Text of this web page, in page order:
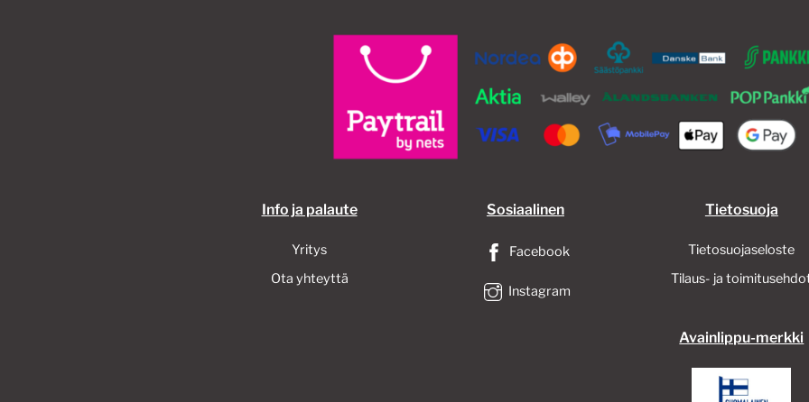
Info ja palaute
Yritys
Ota yhteyttä
Sosiaalinen
Facebook
Instagram
Tietosuoja
Tietosuojaseloste
Tilaus- ja
Avainlippu-merkki